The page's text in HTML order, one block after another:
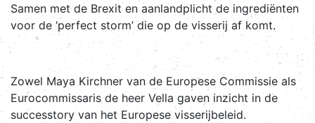
Samen met de Brexit en aanlandplicht de ingrediënten
voor de ‘perfect storm’ die op de visserij af komt.
Zowel Maya Kirchner van de Europese Commissie als
Eurocommissaris de heer Vella gaven inzicht in de
successtory van het Europese visserijbeleid.